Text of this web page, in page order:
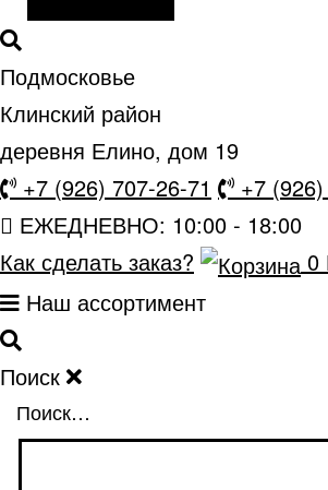
Подмосковье
Клинский район
деревня Елино, дом 19
+7 (926) 707-26-71
+7
ЕЖЕДНЕВНО: 10:00 - 18:00
Как сделать заказ?
0
Наш ассортимент
Поиск
Поиск…